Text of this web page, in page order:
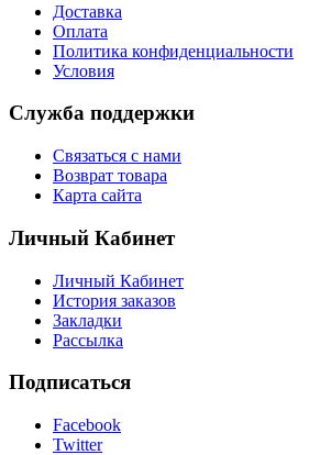
Доставка
Оплата
Политика конфиденциальности
Условия
Служба поддержки
Связаться с нами
Возврат товара
Карта сайта
Личный Кабинет
Личный Кабинет
История заказов
Закладки
Рассылка
Подписаться
Facebook
Twitter